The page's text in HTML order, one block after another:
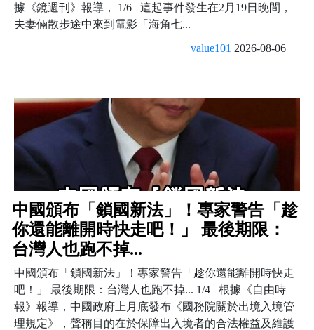
據《鏡週刊》報導， 1/6 這起事件發生在2月19日晚間，
夫妻倆散步途中來到電影「海角七...
value101 2026-08-06
中國頒布「鎖國新法」！專家警告「趁
你還能離開時快走吧！」 最後期限：
台灣人也跑不掉...
中國頒布「鎖國新法」！專家警告「趁你還能離開時快走
吧！」 最後期限：台灣人也跑不掉... 1/4 根據《自由時
報》報導，中國政府上月底發布《國務院關於出境入境管
理規定》，聲稱目的在於保障出入境者的合法權益及維護